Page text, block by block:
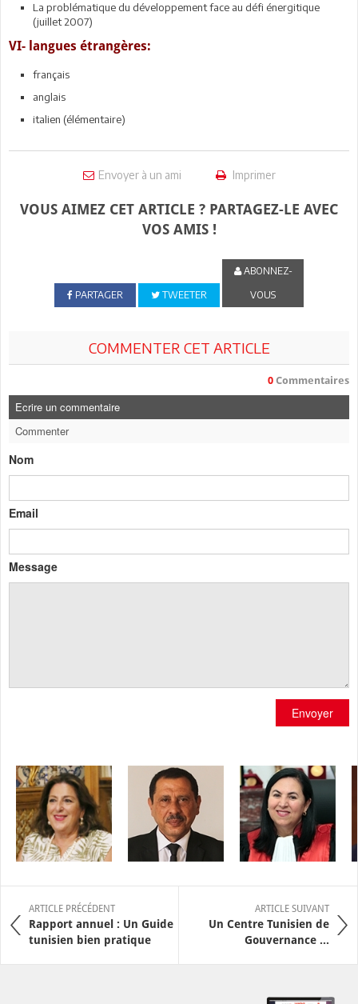
La problématique du développement face au défi énergitique
(juillet 2007)
VI- langues étrangères:
français
anglais
italien (élémentaire)
Envoyer à un ami Imprimer
VOUS AIMEZ CET ARTICLE ? PARTAGEZ-LE AVEC
VOS AMIS !
PARTAGER TWEETER
ABONNEZ-
VOUS
COMMENTER CET ARTICLE
0 Commentaires
Ecrire un commentaire
Commenter
Nom
Email
Message
Envoyer
ARTICLE PRÉCÉDENT
Rapport annuel : Un Guide
tunisien bien pratique
ARTICLE SUIVANT
Un Centre Tunisien de
Gouvernance ...